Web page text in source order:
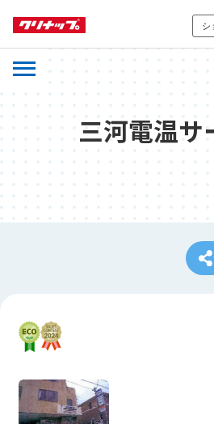
シ
三河電温サ